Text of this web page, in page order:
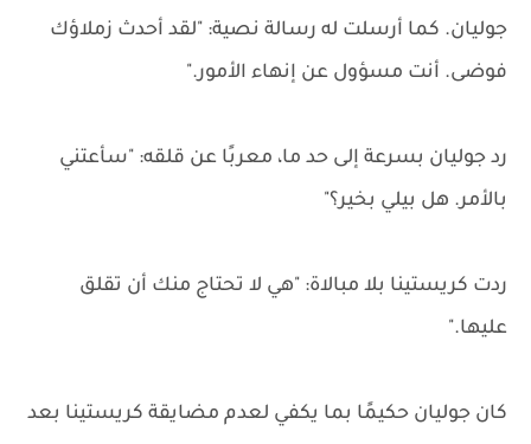
جوليان. كما أرسلت له رسالة نصية: "لقد أحدث زملاؤك
فوضى. أنت مسؤول عن إنهاء الأمور."
رد جوليان بسرعة إلى حد ما، معربًا عن قلقه: "سأعتني
بالأمر. هل بيلي بخير؟"
ردت كريستينا بلا مبالاة: "هي لا تحتاج منك أن تقلق
عليها."
كان جوليان حكيمًا بما يكفي لعدم مضايقة كريستينا بعد